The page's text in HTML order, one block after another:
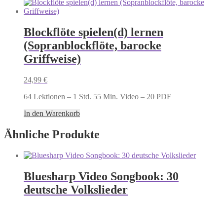
Blockflöte spielen(d) lernen
(Sopranblockflöte, barocke
Griffweise)
24,99 €
64 Lektionen – 1 Std. 55 Min. Video – 20 PDF
In den Warenkorb
Ähnliche Produkte
Bluesharp Video Songbook: 30
deutsche Volkslieder